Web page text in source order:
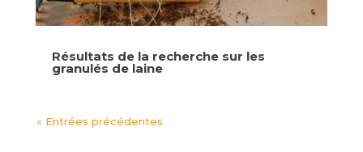
Résultats de la recherche sur les
granulés de laine
« Entrées précédentes